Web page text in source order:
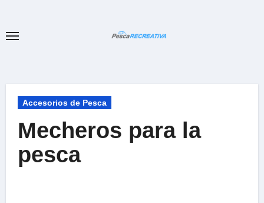
contenido
Accesorios de Pesca
Mecheros para la
pesca